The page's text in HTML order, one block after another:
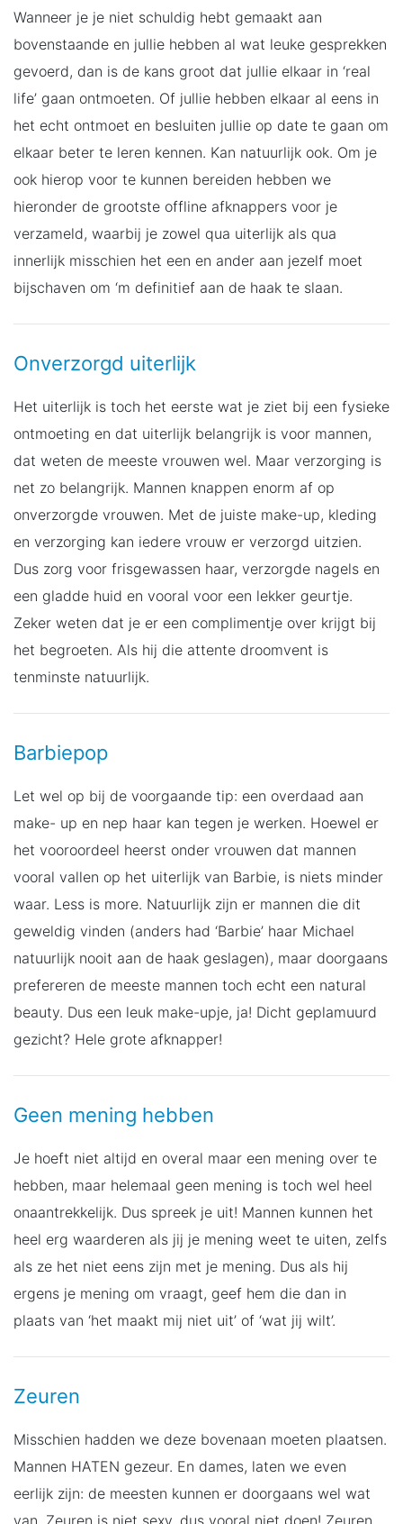
Wanneer je je niet schuldig hebt gemaakt aan
bovenstaande en jullie hebben al wat leuke gesprekken
gevoerd, dan is de kans groot dat jullie elkaar in ‘real
life’ gaan ontmoeten. Of jullie hebben elkaar al eens in
het echt ontmoet en besluiten jullie op date te gaan om
elkaar beter te leren kennen. Kan natuurlijk ook. Om je
ook hierop voor te kunnen bereiden hebben we
hieronder de grootste offline afknappers voor je
verzameld, waarbij je zowel qua uiterlijk als qua
innerlijk misschien het een en ander aan jezelf moet
bijschaven om ‘m definitief aan de haak te slaan.
Onverzorgd uiterlijk
Het uiterlijk is toch het eerste wat je ziet bij een fysieke
ontmoeting en dat uiterlijk belangrijk is voor mannen,
dat weten de meeste vrouwen wel. Maar verzorging is
net zo belangrijk. Mannen knappen enorm af op
onverzorgde vrouwen. Met de juiste make-up, kleding
en verzorging kan iedere vrouw er verzorgd uitzien.
Dus zorg voor frisgewassen haar, verzorgde nagels en
een gladde huid en vooral voor een lekker geurtje.
Zeker weten dat je er een complimentje over krijgt bij
het begroeten. Als hij die attente droomvent is
tenminste natuurlijk.
Barbiepop
Let wel op bij de voorgaande tip: een overdaad aan
make- up en nep haar kan tegen je werken. Hoewel er
het vooroordeel heerst onder vrouwen dat mannen
vooral vallen op het uiterlijk van Barbie, is niets minder
waar. Less is more. Natuurlijk zijn er mannen die dit
geweldig vinden (anders had ‘Barbie’ haar Michael
natuurlijk nooit aan de haak geslagen), maar doorgaans
prefereren de meeste mannen toch echt een natural
beauty. Dus een leuk make-upje, ja! Dicht geplamuurd
gezicht? Hele grote afknapper!
Geen mening hebben
Je hoeft niet altijd en overal maar een mening over te
hebben, maar helemaal geen mening is toch wel heel
onaantrekkelijk. Dus spreek je uit! Mannen kunnen het
heel erg waarderen als jij je mening weet te uiten, zelfs
als ze het niet eens zijn met je mening. Dus als hij
ergens je mening om vraagt, geef hem die dan in
plaats van ‘het maakt mij niet uit’ of ‘wat jij wilt’.
Zeuren
Misschien hadden we deze bovenaan moeten plaatsen.
Mannen HATEN gezeur. En dames, laten we even
eerlijk zijn: de meesten kunnen er doorgaans wel wat
van. Zeuren is niet sexy, dus vooral niet doen! Zeuren